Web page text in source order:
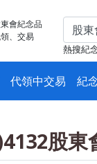
會紀念品
、交易
熱搜紀
代領中交易 紀
股東